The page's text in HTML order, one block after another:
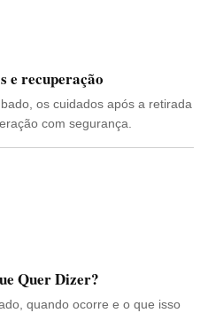
e recuperação
os cuidados após a retirada
com segurança.
Quer Dizer?
quando ocorre e o que isso